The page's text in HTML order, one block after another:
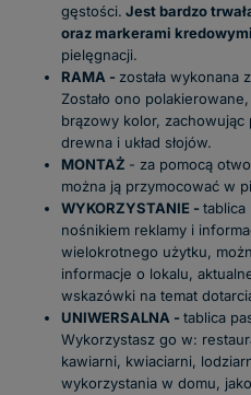
gęstości. Jest bardzo
oraz markerami
pielęgnacji.
RAMA - została wykonana
Zostało ono
brązowy kolor,
drewna i układ słojów.
MONTAŻ - za pomocą
można ją przymocować w
WYKORZYSTANIE - tablica
nośnikiem reklamy i
wielokrotnego użytku,
informacje o lokalu,
wskazówki na temat
UNIWERSALNA - tablica
Wykorzystasz go w:
kawiarni, kwiaciarni,
wykorzystania w domu,